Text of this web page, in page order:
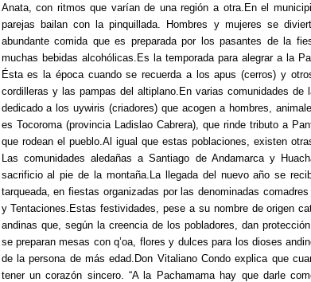
Anata, con ritmos que varían de una región a otra.En el
parejas bailan con la pinquillada. Hombres y mujeres se
abundante comida que es preparada por los pasantes de la
muchas bebidas alcohólicas.Es la temporada para alegrar a la
Ésta es la época cuando se recuerda a los apus (cerros) y
cordilleras y las pampas del altiplano.En varias comunidades
dedicado a los uywiris (criadores) que acogen a hombres,
es Tocoroma (provincia Ladislao Cabrera), que rinde tributo a
que rodean el pueblo.Al igual que estas poblaciones, existen
Las comunidades aledañas a Santiago de Andamarca y
sacrificio al pie de la montaña.La llegada del nuevo año se
tarqueada, en fiestas organizadas por las denominadas
y Tentaciones.Estas festividades, pese a su nombre de origen
andinas que, según la creencia de los pobladores, dan
se preparan mesas con q’oa, flores y dulces para los dioses
de la persona de más edad.Don Vitaliano Condo explica que
tener un corazón sincero. “A la Pachamama hay que darle